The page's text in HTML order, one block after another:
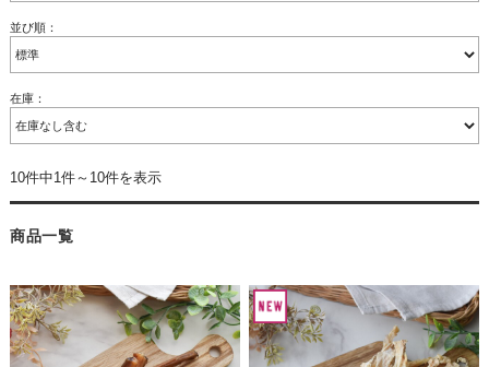
並び順：
在庫：
10件中1件～10件を表示
商品一覧